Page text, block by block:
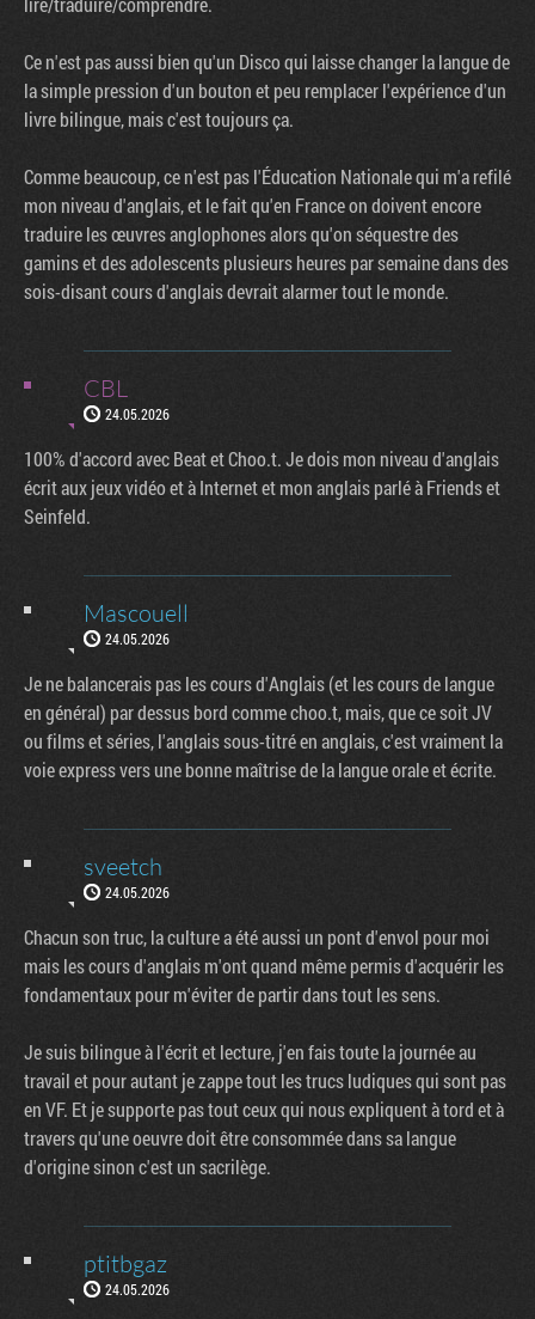
Ce n'est pas aussi bien qu'un Disco qui laisse changer la langue de
la simple pression d'un bouton et peu remplacer l'expérience d'un
livre bilingue, mais c'est toujours ça.
Comme beaucoup, ce n'est pas l'Éducation Nationale qui m'a refilé
mon niveau d'anglais, et le fait qu'en France on doivent encore
traduire les œuvres anglophones alors qu'on séquestre des
gamins et des adolescents plusieurs heures par semaine dans des
sois-disant cours d'anglais devrait alarmer tout le monde.
CBL
24.05.2026
100% d'accord avec Beat et Choo.t. Je dois mon niveau d'anglais
écrit aux jeux vidéo et à Internet et mon anglais parlé à Friends et
Seinfeld.
Mascouell
24.05.2026
Je ne balancerais pas les cours d'Anglais (et les cours de langue
en général) par dessus bord comme choo.t, mais, que ce soit JV
ou films et séries, l'anglais sous-titré en anglais, c'est vraiment la
voie express vers une bonne maîtrise de la langue orale et écrite.
sveetch
24.05.2026
Chacun son truc, la culture a été aussi un pont d'envol pour moi
mais les cours d'anglais m'ont quand même permis d'acquérir les
fondamentaux pour m'éviter de partir dans tout les sens.
Je suis bilingue à l'écrit et lecture, j'en fais toute la journée au
travail et pour autant je zappe tout les trucs ludiques qui sont pas
en VF. Et je supporte pas tout ceux qui nous expliquent à tord et à
travers qu'une oeuvre doit être consommée dans sa langue
d'origine sinon c'est un sacrilège.
ptitbgaz
24.05.2026